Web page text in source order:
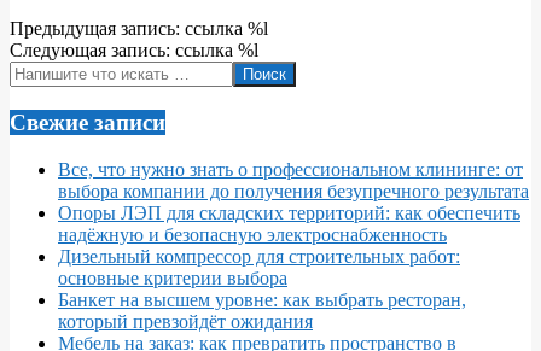
2019-
02-
23
Предыдущая запись: ссылка %l
Следующая запись: ссылка %l
Поиск
Свежие записи
Все, что нужно знать о профессиональном клининге: от
выбора компании до получения безупречного результата
Опоры ЛЭП для складских территорий: как обеспечить
надёжную и безопасную электроснабженность
Дизельный компрессор для строительных работ:
основные критерии выбора
Банкет на высшем уровне: как выбрать ресторан,
который превзойдёт ожидания
Мебель на заказ: как превратить пространство в